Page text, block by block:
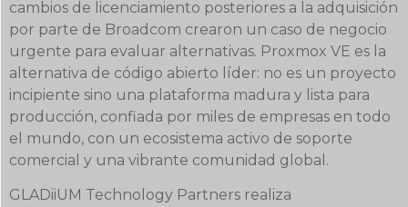
cambios de licenciamiento posteriores a la adquisición
por parte de Broadcom crearon un caso de negocio
urgente para evaluar alternativas. Proxmox VE es la
alternativa de código abierto líder: no es un proyecto
incipiente sino una plataforma madura y lista para
producción, confiada por miles de empresas en todo
el mundo, con un ecosistema activo de soporte
comercial y una vibrante comunidad global.
GLADiiUM Technology Partners realiza